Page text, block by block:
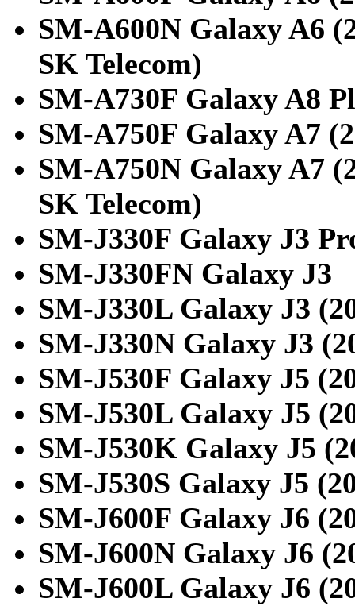
SM-A600N Galaxy A6
SK Telecom)
SM-A730F Galaxy A8
SM-A750F Galaxy A7
SM-A750N Galaxy A7
SK Telecom)
SM-J330F Galaxy J3
SM-J330FN Galaxy J3
SM-J330L Galaxy J3
SM-J330N Galaxy J3
SM-J530F Galaxy J5
SM-J530L Galaxy J5
SM-J530K Galaxy J5
SM-J530S Galaxy J5
SM-J600F Galaxy J6
SM-J600N Galaxy J6
SM-J600L Galaxy J6